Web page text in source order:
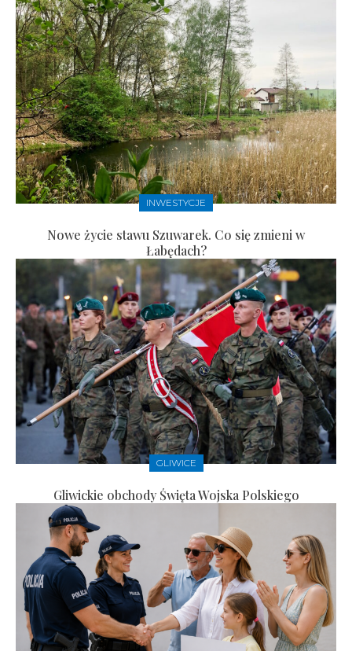
INWESTYCJE
Nowe życie stawu Szuwarek. Co się zmieni w
Łabędach?
GLIWICE
Gliwickie obchody Święta Wojska Polskiego